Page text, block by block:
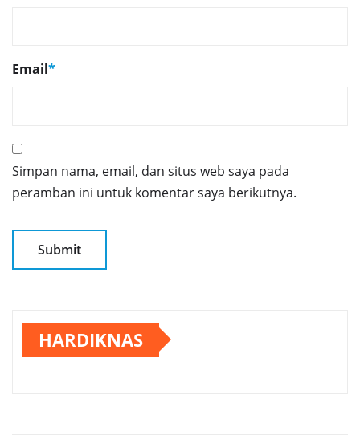
Email*
Simpan nama, email, dan situs web saya pada
peramban ini untuk komentar saya berikutnya.
HARDIKNAS